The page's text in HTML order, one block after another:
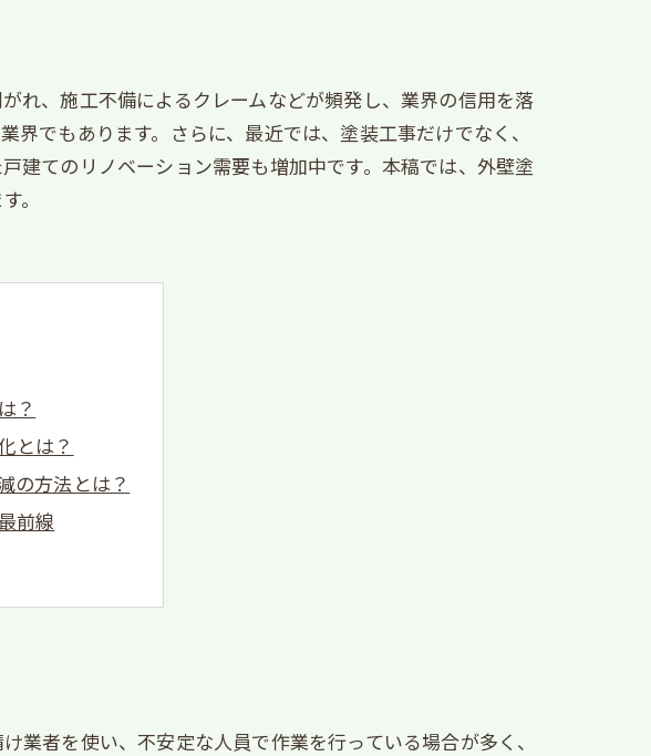
れ、施工不備によるクレームなどが頻発し、業界の信用を落
でもあります。さらに、最近では、塗装工事だけでなく、
建てのリノベーション需要も増加中です。本稿では、外壁塗
。
？
とは？
の方法とは？
前線
者を使い、不安定な人員で作業を行っている場合が多く、